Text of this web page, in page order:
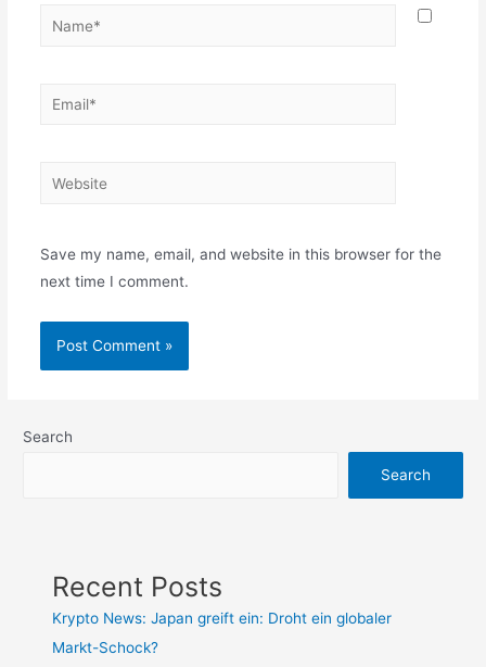
Name*
Email*
Website
Save my name, email, and website in this browser for the
next time I comment.
Search
Search
Recent Posts
Krypto News: Japan greift ein: Droht ein globaler
Markt-Schock?